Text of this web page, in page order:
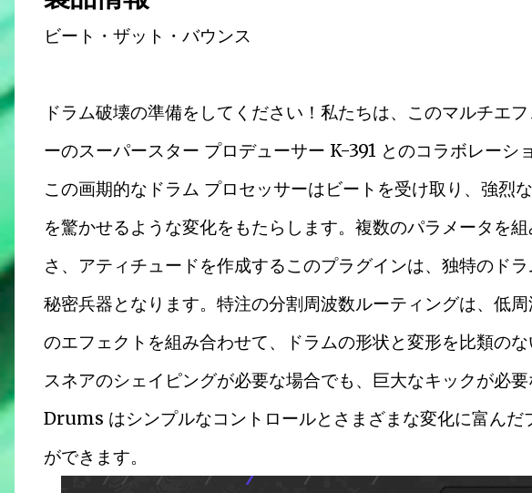
ビート・ザット・バウンス
ドラム破壊の準備をしてください！私たちは、このマルチエ
ーのスーパースター プロデューサー K-391 とのコラボレーシ
この画期的なドラム プロセッサーはビートを受け取り、強烈
を驚かせるような変化をもたらします。複数のパラメータを
さ、アティチュードを作成するこのプラグインは、独特のド
秘密兵器となります。特注の分割周波数ルーティングは、低
のエフェクトを組み合わせて、ドラムの形状と変形を比類のな
スネアのシェイピングが必要な場合でも、巨大なキックが必
Drums はシンプルなコントロールとさまざまな変化に富んだ
ができます。